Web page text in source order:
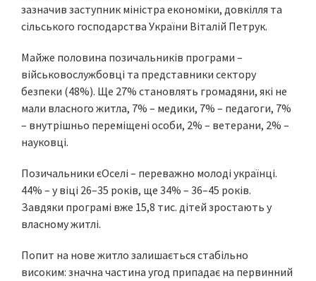
зазначив заступник міністра економіки, довкілля та
сільського господарства України Віталій Петрук.
Майже половина позичальників програми –
військовослужбовці та представники сектору
безпеки (48%). Ще 27% становлять громадяни, які не
мали власного житла, 7% – медики, 7% – педагоги, 7%
– внутрішньо переміщені особи, 2% – ветерани, 2% –
науковці.
Позичальники єОселі – переважно молоді українці.
44% – у віці 26–35 років, ще 34% – 36–45 років.
Завдяки програмі вже 15,8 тис. дітей зростають у
власному житлі.
Попит на нове житло залишається стабільно
високим: значна частина угод припадає на первинний